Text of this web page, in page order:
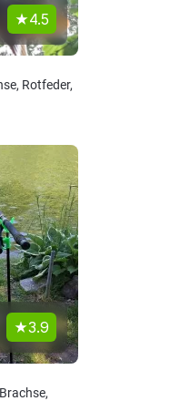
4.5
Rotfeder,
3.9